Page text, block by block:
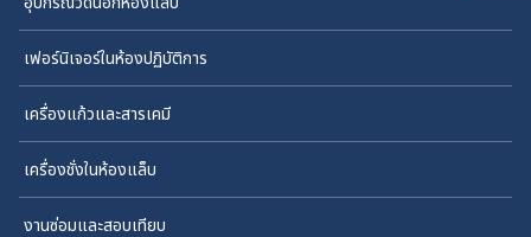
เฟอร์นิเจอร์ในห้องปฏิบัติการ
เครื่องแก้วและสารเคมี
เครื่องชั่งในห้องแล็บ
งานซ่อมและสอบเทียบ